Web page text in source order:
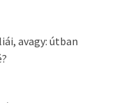
avagy: útban